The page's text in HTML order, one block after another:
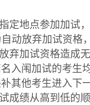
定地点参加加试
动放弃加试资格
弃加试资格造成
入闱加试的考生
其他考生进入下一
成绩从高到低的